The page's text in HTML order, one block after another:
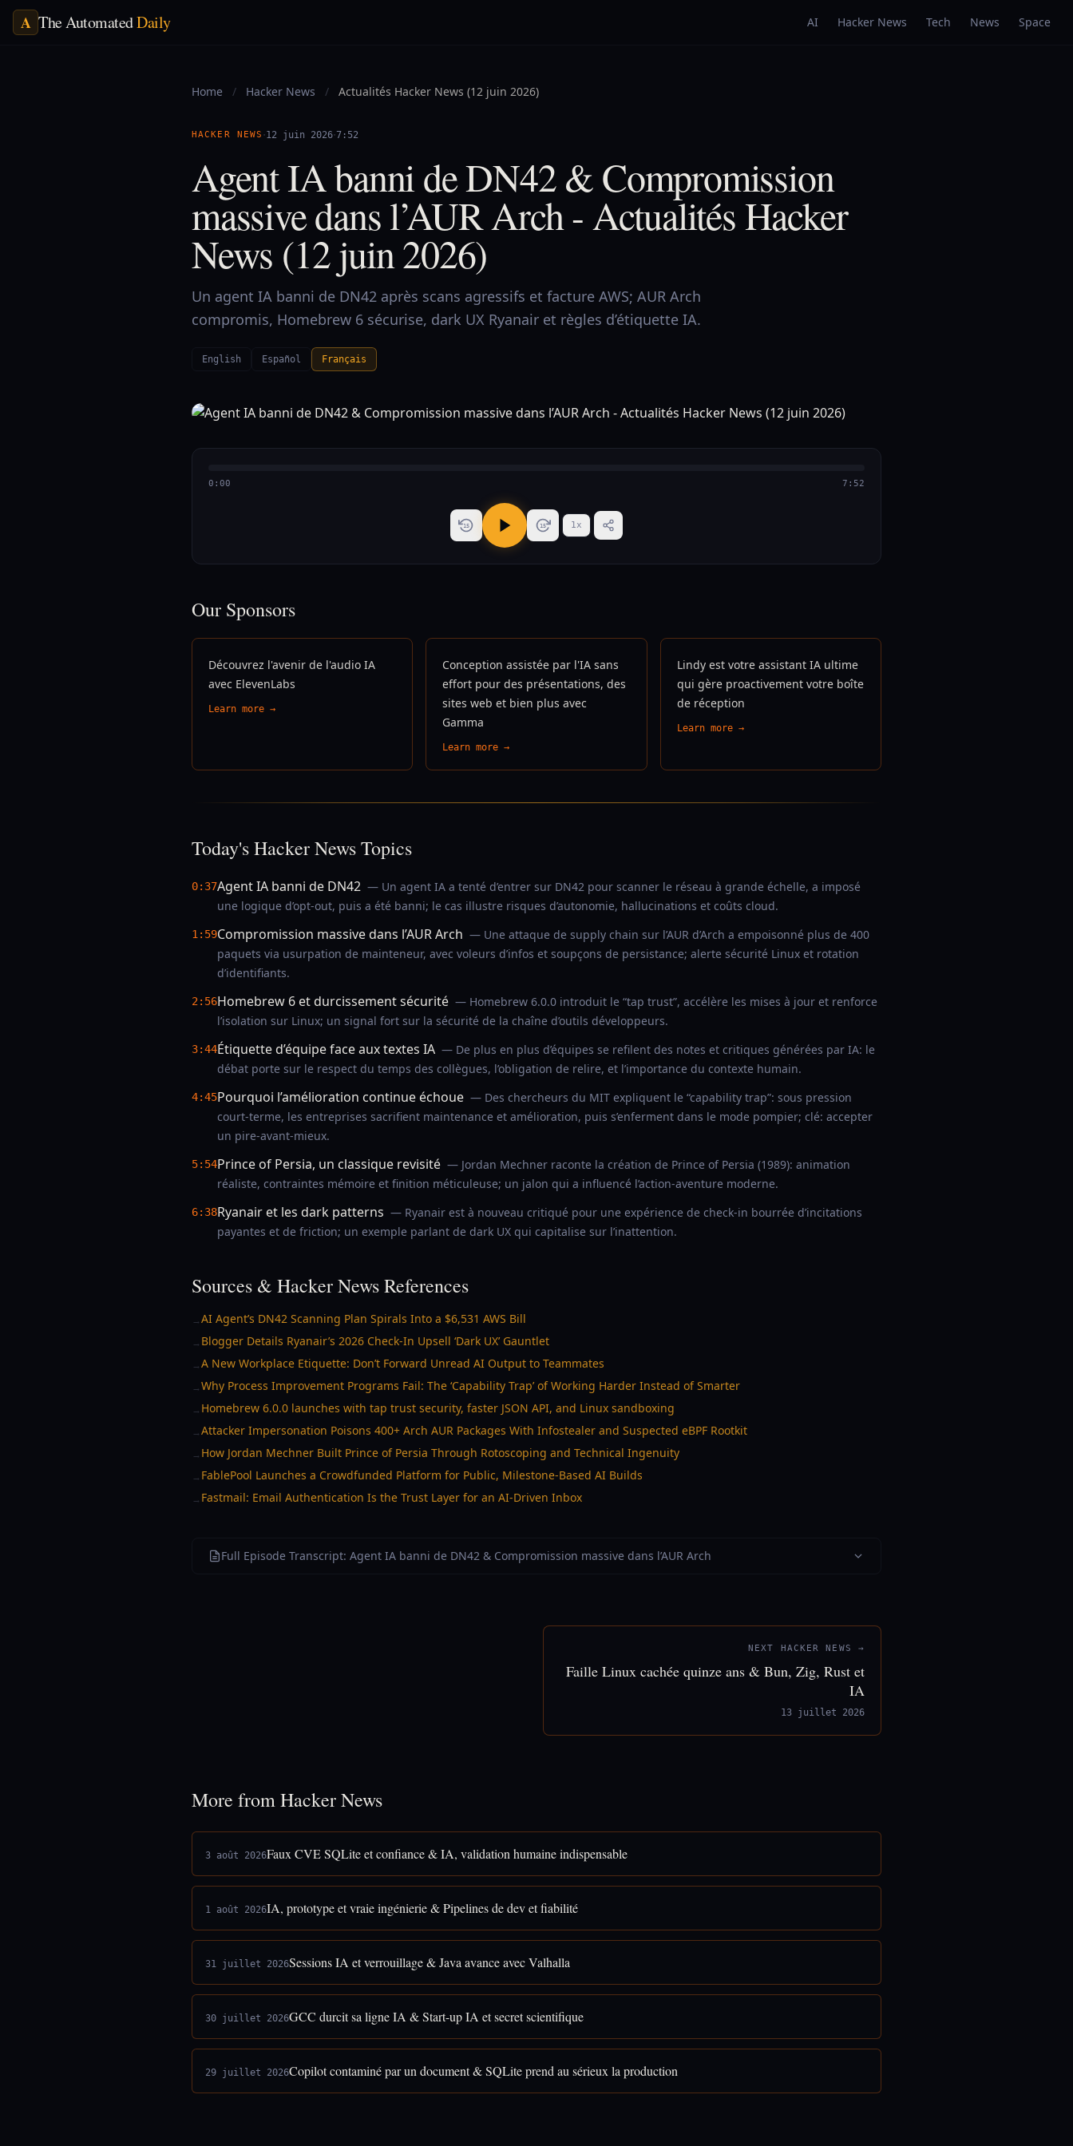
A The AutomatedDaily AI Hacker News Tech News Space
Home / Hacker News / Actualités Hacker News (12 juin 2026)
HACKER NEWS ·12 juin 2026·7:52
Agent IA banni de DN42 & Compromission
massive dans l’AUR Arch - Actualités Hacker
News (12 juin 2026)
Un agent IA banni de DN42 après scans agressifs et facture AWS; AUR Arch
compromis, Homebrew 6 sécurise, dark UX Ryanair et règles d’étiquette IA.
English Español Français
0:00 7:52
15 15 1x
Our Sponsors
Découvrez l'avenir de l'audio IA
avec ElevenLabs
Learn more →
Conception assistée par l'IA sans
effort pour des présentations, des
sites web et bien plus avec
Gamma
Learn more →
Lindy est votre assistant IA ultime
qui gère proactivement votre boîte
de réception
Learn more →
Today's Hacker News Topics
0:37Agent IA banni de DN42 — Un agent IA a tenté d’entrer sur DN42 pour scanner le réseau à grande échelle, a imposé
une logique d’opt-out, puis a été banni; le cas illustre risques d’autonomie, hallucinations et coûts cloud.
1:59Compromission massive dans l’AUR Arch — Une attaque de supply chain sur l’AUR d’Arch a empoisonné plus de 400
paquets via usurpation de mainteneur, avec voleurs d’infos et soupçons de persistance; alerte sécurité Linux et rotation
d’identifiants.
2:56Homebrew 6 et durcissement sécurité — Homebrew 6.0.0 introduit le “tap trust”, accélère les mises à jour et renforce
l’isolation sur Linux; un signal fort sur la sécurité de la chaîne d’outils développeurs.
3:44Étiquette d’équipe face aux textes IA — De plus en plus d’équipes se refilent des notes et critiques générées par IA: le
débat porte sur le respect du temps des collègues, l’obligation de relire, et l’importance du contexte humain.
4:45Pourquoi l’amélioration continue échoue — Des chercheurs du MIT expliquent le “capability trap”: sous pression
court-terme, les entreprises sacrifient maintenance et amélioration, puis s’enferment dans le mode pompier; clé: accepter
un pire-avant-mieux.
5:54Prince of Persia, un classique revisité — Jordan Mechner raconte la création de Prince of Persia (1989): animation
réaliste, contraintes mémoire et finition méticuleuse; un jalon qui a influencé l’action-aventure moderne.
6:38Ryanair et les dark patterns — Ryanair est à nouveau critiqué pour une expérience de check-in bourrée d’incitations
payantes et de friction; un exemple parlant de dark UX qui capitalise sur l’inattention.
Sources & Hacker News References
→AI Agent’s DN42 Scanning Plan Spirals Into a $6,531 AWS Bill
→ Blogger Details Ryanair’s 2026 Check-In Upsell ‘Dark UX’ Gauntlet
→A New Workplace Etiquette: Don’t Forward Unread AI Output to Teammates
→Why Process Improvement Programs Fail: The ‘Capability Trap’ of Working Harder Instead of Smarter
→ Homebrew 6.0.0 launches with tap trust security, faster JSON API, and Linux sandboxing
→Attacker Impersonation Poisons 400+ Arch AUR Packages With Infostealer and Suspected eBPF Rootkit
→ How Jordan Mechner Built Prince of Persia Through Rotoscoping and Technical Ingenuity
→ FablePool Launches a Crowdfunded Platform for Public, Milestone-Based AI Builds
→ Fastmail: Email Authentication Is the Trust Layer for an AI-Driven Inbox
Full Episode Transcript: Agent IA banni de DN42 & Compromission massive dans l’AUR Arch
NEXT HACKER NEWS →
Faille Linux cachée quinze ans & Bun, Zig, Rust et
IA
13 juillet 2026
More from Hacker News
3 août 2026Faux CVE SQLite et confiance & IA, validation humaine indispensable
1 août 2026IA, prototype et vraie ingénierie & Pipelines de dev et fiabilité
31 juillet 2026Sessions IA et verrouillage & Java avance avec Valhalla
30 juillet 2026GCC durcit sa ligne IA & Start-up IA et secret scientifique
29 juillet 2026Copilot contaminé par un document & SQLite prend au sérieux la production